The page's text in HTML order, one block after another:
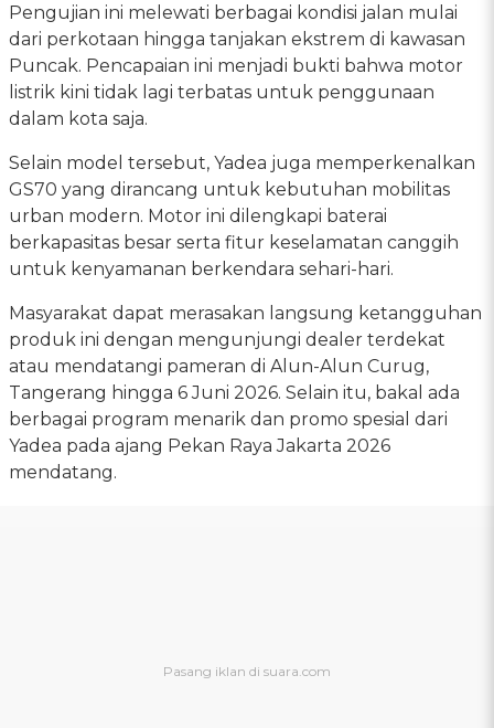
Pengujian ini melewati berbagai kondisi jalan mulai
dari perkotaan hingga tanjakan ekstrem di kawasan
Puncak. Pencapaian ini menjadi bukti bahwa motor
listrik kini tidak lagi terbatas untuk penggunaan
dalam kota saja.
Selain model tersebut, Yadea juga memperkenalkan
GS70 yang dirancang untuk kebutuhan mobilitas
urban modern. Motor ini dilengkapi baterai
berkapasitas besar serta fitur keselamatan canggih
untuk kenyamanan berkendara sehari-hari.
Masyarakat dapat merasakan langsung ketangguhan
produk ini dengan mengunjungi dealer terdekat
atau mendatangi pameran di Alun-Alun Curug,
Tangerang hingga 6 Juni 2026. Selain itu, bakal ada
berbagai program menarik dan promo spesial dari
Yadea pada ajang Pekan Raya Jakarta 2026
mendatang.